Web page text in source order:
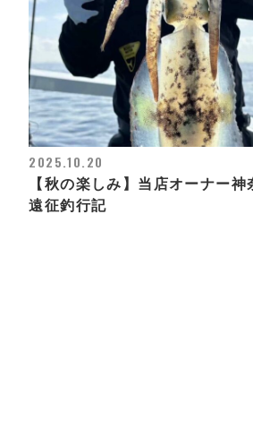
2025.10.20
【秋の楽しみ】当店オーナー
遠征釣行記